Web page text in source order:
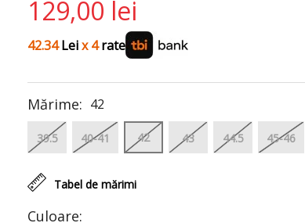
129,00 lei
42.34Leix 4rate
Culoare:
Tabel de mărimi
Mărime: 42
39.5 40-41 42 43 44.5 45-46